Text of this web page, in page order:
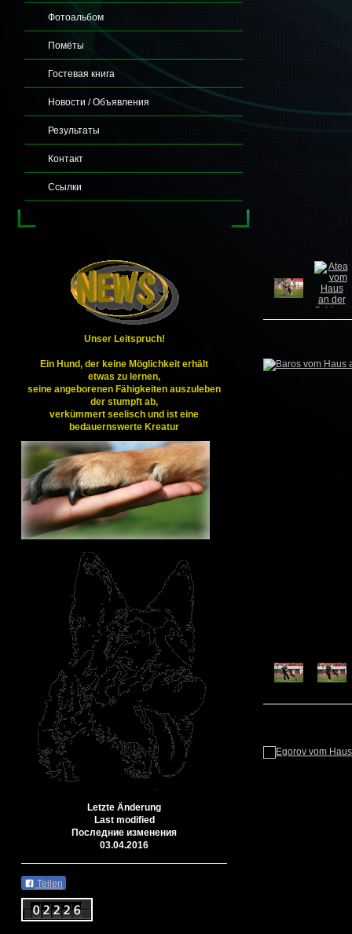
Фотоальбом
Помёты
Гостевая книга
Новости / Объявления
Результаты
Контакт
Ссылки
Unser Leitspruch!
Ein Hund, der keine Möglichkeit erhält
etwas zu lernen,
seine angeborenen Fähigkeiten auszuleben
der stumpft ab,
verkümmert seelisch und ist eine
bedauernswerte Kreatur
Letzte Änderung
Last modified
Последние изменения
03.04.2016
Teilen